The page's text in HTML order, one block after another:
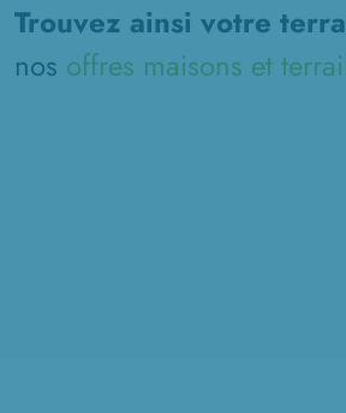
Trouvez ainsi votre
nos offres maisons et